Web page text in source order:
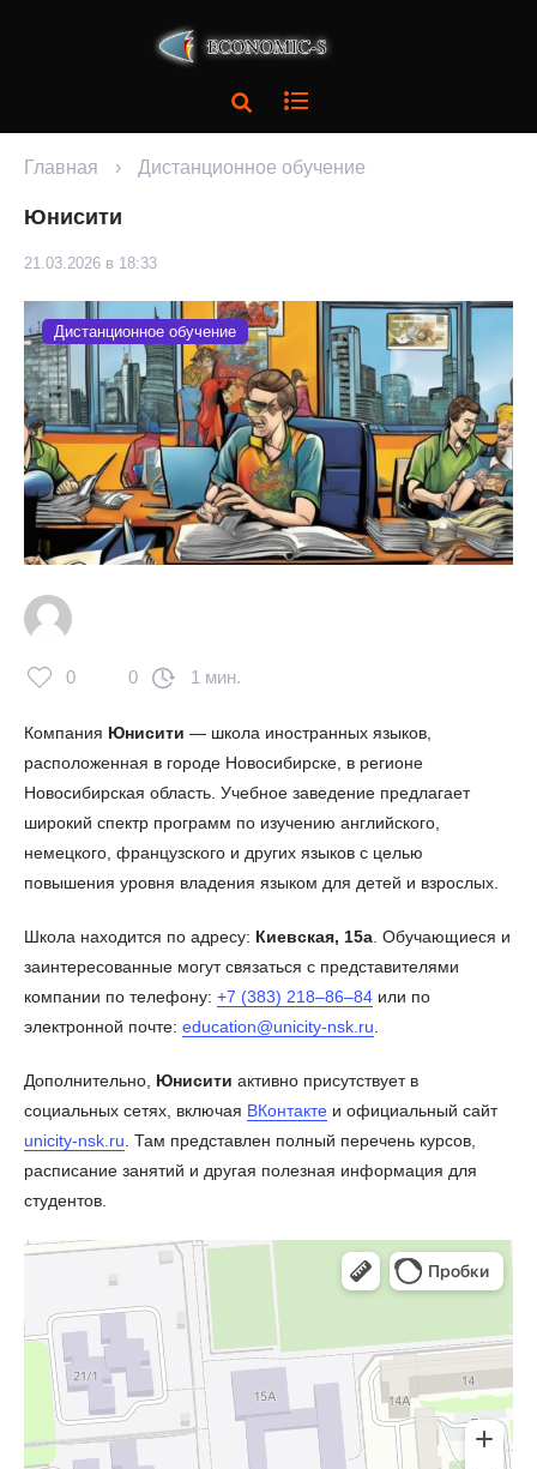
Главная › Дистанционное обучение
Юнисити
21.03.2026 в 18:33
Дистанционное обучение
0 0 1 мин.
Компания Юнисити — школа иностранных языков,
расположенная в городе Новосибирске, в регионе
Новосибирская область. Учебное заведение предлагает
широкий спектр программ по изучению английского,
немецкого, французского и других языков с целью
повышения уровня владения языком для детей и взрослых.
Школа находится по адресу: Киевская, 15а . Обучающиеся и
заинтересованные могут связаться с представителями
компании по телефону: +7 (383) 218‒86‒84 или по
электронной почте: education@unicity-nsk.ru
Дополнительно, Юнисити активно присутствует в
социальных сетях, включая ВКонтакте и официальный сайт
unicity-nsk.ru . Там представлен полный перечень курсов,
расписание занятий и другая полезная информация для
студентов.